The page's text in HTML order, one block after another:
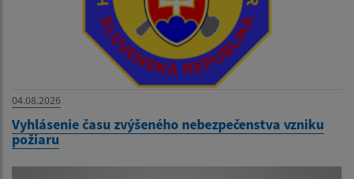
04.08.2026
Vyhlásenie času zvýšeného nebezpečenstva vzniku
požiaru